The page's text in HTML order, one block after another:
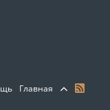
Главная